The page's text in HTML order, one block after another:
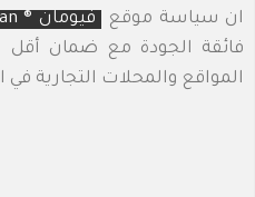
ان سياسة موقع فيومان ® Vuman
فائقة الجودة مع ضمان أقل
المواقع والمحلات التجارية في